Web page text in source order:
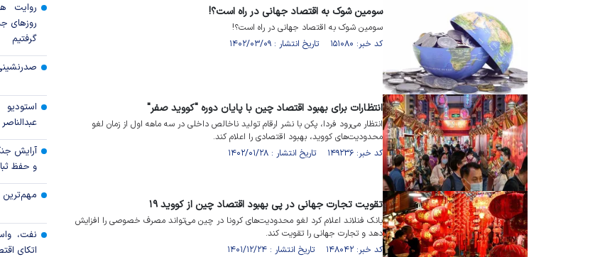
سومین شوک به اقتصاد جهانی در راه است؟!
سومین شوک به اقتصاد جهانی در راه است؟!
کد خبر: ۱۵۱۰۸۰ تاریخ انتشار : ۱۴۰۲/۰۳/۰۹
انتظارات برای بهبود اقتصاد چین با پایان دوره "کووید صفر"
انتظار می‌رود فردا، پکن با نشر ارقام تولید ناخالص داخلی در سه ماهه اول از زمان لغو
محدودیت‌های کووید، بهبود اقتصادی را اعلام کند.
کد خبر: ۱۴۹۲۳۶ تاریخ انتشار : ۱۴۰۲/۰۱/۲۸
تقویت تجارت جهانی در پی بهبود اقتصاد چین از کووید ۱۹
بانک فنلاند اعلام کرد لغو محدودیت‌های کرونا در چین می‌تواند مصرف خصوصی را افزایش
دهد و تجارت جهانی را تقویت کند.
کد خبر: ۱۴۸۰۴۲ تاریخ انتشار : ۱۴۰۱/۱۲/۲۴
روایت
روزهای
گرفتیم
آرایش
و حفظ
مهم‌ترین
نفت،
اتکای